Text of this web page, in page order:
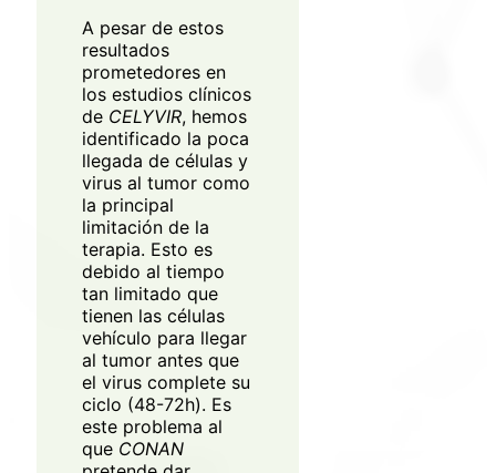
A pesar de estos
resultados
prometedores en
los estudios clínicos
de CELYVIR, hemos
identificado la poca
llegada de células y
virus al tumor como
la principal
limitación de la
terapia. Esto es
debido al tiempo
tan limitado que
tienen las células
vehículo para llegar
al tumor antes que
el virus complete su
ciclo (48-72h). Es
este problema al
que CONAN